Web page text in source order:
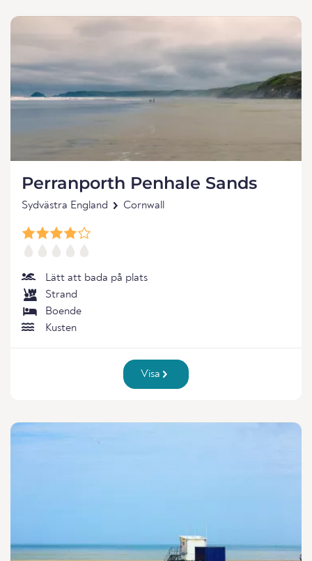
Perranporth Penhale Sands
Sydvästra England Cornwall
Lätt att bada på plats
Strand
Boende
Kusten
Visa